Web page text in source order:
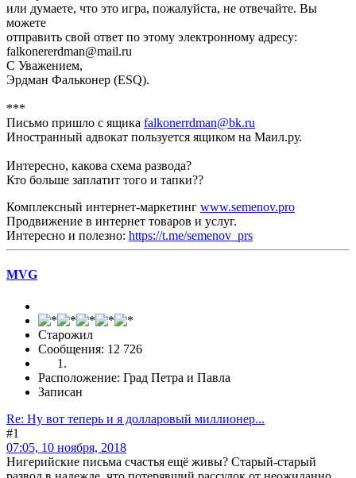
или думаете, что это игра, пожалуйста, не отвечайте. Вы
можете
отправить свой ответ по этому электронному адресу:
falkonererdman@mail.ru
С Уважением,
Эрдман Фальконер (ESQ).
***
Письмо пришло с ящика falkonerrdman@bk.ru
Иностранный адвокат пользуется ящиком на Маил.ру.
Интересно, какова схема развода?
Кто больше заплатит того и тапки??
Комплексный интернет-маркетинг www.semenov.pro
Продвижение в интернет товаров и услуг.
Интересно и полезно: https://t.me/semenov_prs
MVG
Старожил
Сообщения: 12 726
Расположение: Град Петра и Павла
Записан
Re: Ну вот теперь и я долларовый миллионер...
#1
07:05, 10 ноября, 2018
Нигерийские письма счастья ещё живы? Старый-старый